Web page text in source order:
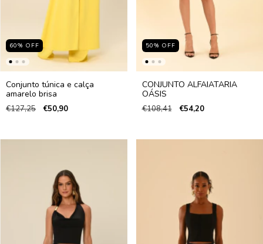
60% OFF
Conjunto túnica e calça
amarelo brisa
€127,25 €50,90
50% OFF
CONJUNTO ALFAIATARIA
OÁSIS
€108,41 €54,20